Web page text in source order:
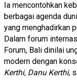
Ia mencontohkan
berbagai agenda
yang menghadirkan
Dalam forum
Forum, Bali dinilai
modern dengan
Kerthi, Danu Kerthi,